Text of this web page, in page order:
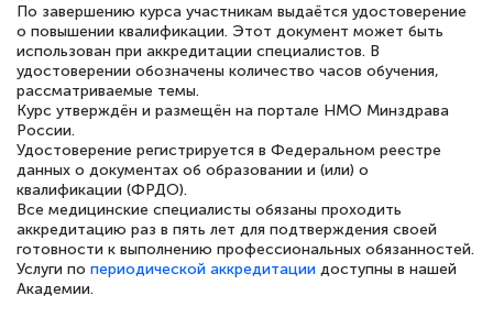
Елена Петрикс
Знаток города 5 уровня
11 марта 2026
Всем добрый день! Я прошла курс
повышени каалификации по
специальности «Тренер-преподаватель
по тяжелой атлетике»! Хочется
подчеркуть, что при обращении
По завершению курса участникам выдаётся удостоверение
о повышении квалификации. Этот документ может быть
использован при аккредитации специалистов. В
удостоверении обозначены количество часов обучения,
рассматриваемые темы.
Курс утверждён и размещён на портале НМО Минздрава
России.
Удостоверение регистрируется в Федеральном реестре
данных о документах об образовании и (или) о
квалификации (ФРДО).
Все медицинские специалисты обязаны проходить
аккредитацию раз в пять лет для подтверждения своей
готовности к выполнению профессиональных обязанностей.
Услуги по периодической аккредитации доступны в нашей
Академии.